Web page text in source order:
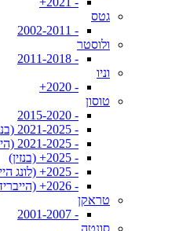
גטס
- 2002-2011
ולוסטר
- 2011-2018
וניו
- 2020+
טוסון
- 2015-2020
- 2021-2025 (בנזין)
- 2021-2025 (הייבריד)
- 2025+ (בנזין)
- 2025+ (לונג הייבריד)
- 2026+ (הייבריד)
טראקן
- 2001-2007
סונטה